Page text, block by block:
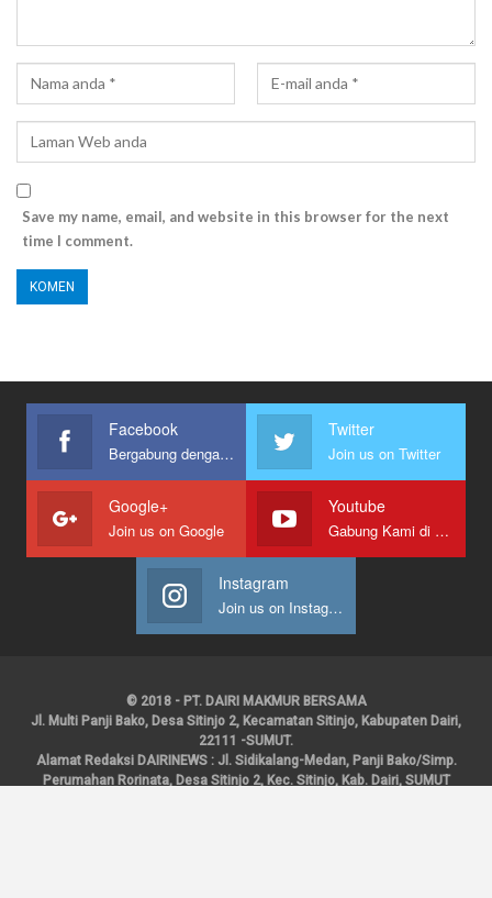
Save my name, email, and website in this browser for the next
time I comment.
Facebook
Bergabung dengan kami
Twitter
Join us on Twitter
Google+
Join us on Google
Youtube
Gabung Kami di Youtube
Instagram
Join us on Instagram
© 2018 - PT. DAIRI MAKMUR BERSAMA
Jl. Multi Panji Bako, Desa Sitinjo 2, Kecamatan Sitinjo, Kabupaten Dairi,
22111 -SUMUT.
Alamat Redaksi DAIRINEWS : Jl. Sidikalang-Medan, Panji Bako/Simp.
Perumahan Rorinata, Desa Sitinjo 2, Kec. Sitinjo, Kab. Dairi, SUMUT